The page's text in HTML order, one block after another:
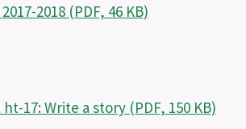
2018 (PDF, 46 KB)
17: Write a story (PDF, 150 KB)